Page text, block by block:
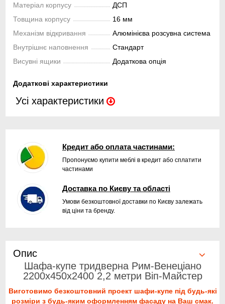
Матеріал корпусу
ДСП
Товщина корпусу
16 мм
Механізм відкривання
Алюмінієва розсувна система
Внутрішнє наповнення
Стандарт
Висувні ящики
Додаткова опція
Додаткові характеристики
Усі характеристики
Кредит або оплата частинами:
Пропонуємо купити меблі в кредит або сплатити
частинами
Доставка по Києву та області
Умови безкоштовної доставки по Києву залежать
від ціни та бренду.
Опис
Шафа-купе тридверна Рим-Венеціано
2200x450x2400 2,2 метри Віп-Майстер
Виготовимо безкоштовний проект шафи-купе під будь-які
розміри з будь-яким оформленням фасаду на Ваш смак.